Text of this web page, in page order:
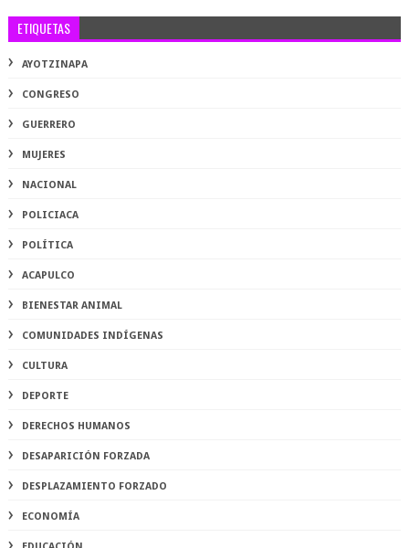
ETIQUETAS
AYOTZINAPA
CONGRESO
GUERRERO
MUJERES
NACIONAL
POLICIACA
POLÍTICA
ACAPULCO
BIENESTAR ANIMAL
COMUNIDADES INDÍGENAS
CULTURA
DEPORTE
DERECHOS HUMANOS
DESAPARICIÓN FORZADA
DESPLAZAMIENTO FORZADO
ECONOMÍA